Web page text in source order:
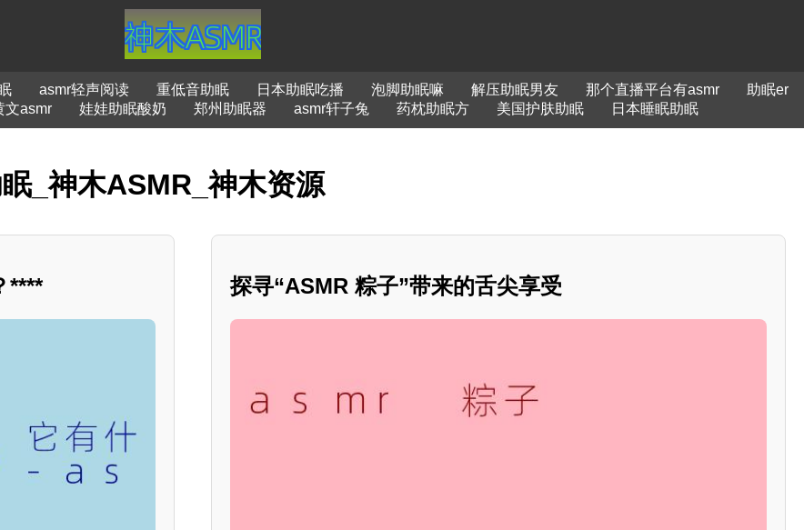
asmr轻声阅读 重低音助眠 日本助眠吃播 泡脚助眠嘛 解压助眠男友 那个直播平台有asmr
助眠er
文asmr 娃娃助眠酸奶 郑州助眠器 asmr轩子兔 药枕助眠方 美国护肤助眠 日本睡眠助眠
_神木ASMR_神木资源
**** 探寻“ASMR 粽子”带来的舌尖享受